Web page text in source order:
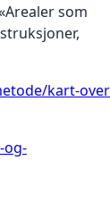
som
kart-
og-